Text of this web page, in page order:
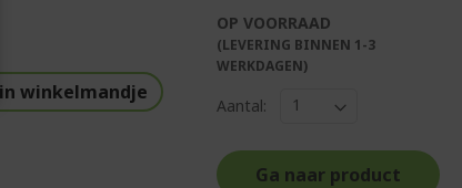
winkelmandje
OP VOORRAAD
(LEVERING BINNEN 1-3
WERKDAGEN)
Aantal:
Ga naar product